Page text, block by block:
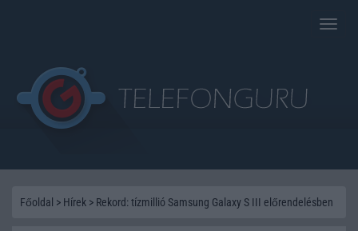
Toggle
Főoldal > Hírek > Rekord: tízmillió Samsung Galaxy S III előrendelésben